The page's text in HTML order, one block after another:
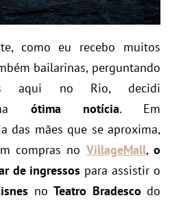
como eu recebo muitos
bailarinas, perguntando
aqui no Rio, decidi
ótima notícia. Em
das mães que se aproxima,
compras no VillageMall,o
de ingressos para assistir o
no Teatro Bradesco do